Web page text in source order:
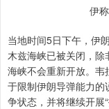
伊
当地时间5日下午，伊
木兹海峡已被关闭，除
海峡不会重新开放。
于限制伊朗导弹能力
争状态，并将继续开展“